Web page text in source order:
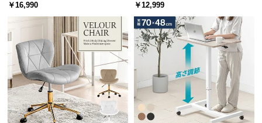
約50㎝ 約120㎝
オープン棚ですっきり収納
￥16,990 ￥12,999